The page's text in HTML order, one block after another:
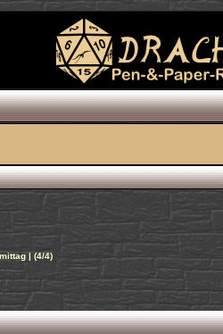
| (4/4)